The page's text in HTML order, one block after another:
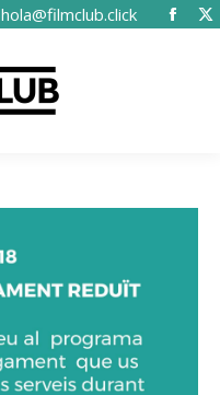
hola@filmclub.click